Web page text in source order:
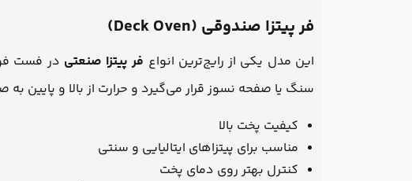
فر پیتزا صندوقی (Deck Oven)
این مدل یکی از رایج‌ترین انواع فر پیتزا صنعتی در فست
سنگ یا صفحه نسوز قرار می‌گیرد و حرارت از بالا و پایین
کیفیت پخت بالا
مناسب برای پیتزاهای ایتالیایی و سنتی
کنترل بهتر روی دمای پخت